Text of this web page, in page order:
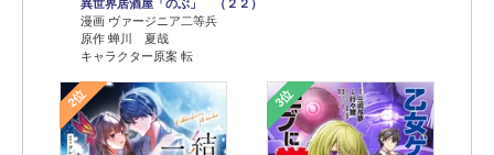
異世界居酒屋「のぶ」 （２２）
漫画 ヴァージニア二等兵
原作 蝉川 夏哉
キャラクター原案 転
2位 3位